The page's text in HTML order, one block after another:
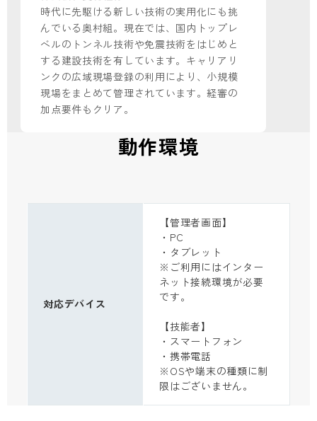
時代に先駆ける新しい技術の実用化にも挑
んでいる奥村組。現在では、国内トップレ
ベルのトンネル技術や免震技術をはじめと
する建設技術を有しています。キャリアリ
ンクの広域現場登録の利用により、小規模
現場をまとめて管理されています。経審の
加点要件もクリア。
動作環境
対応デバイス
【管理者画面】
・PC
・タブレット
※ご利用にはインター
ネット接続環境が必要
です。
【技能者】
・スマートフォン
・携帯電話
※OSや端末の種類に制
限はございません。